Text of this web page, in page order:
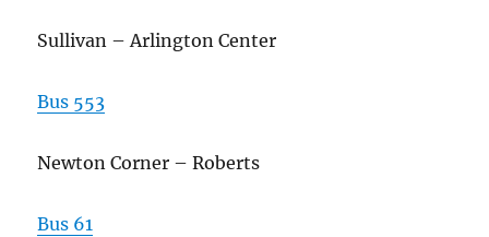
Sullivan – Arlington Center
Bus 553
Newton Corner – Roberts
Bus 61